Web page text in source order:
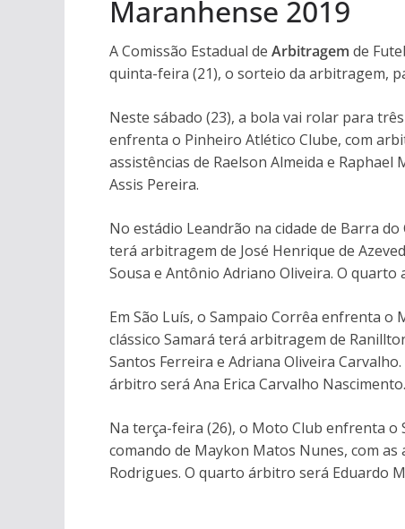
Maranhense 2019
A Comissão Estadual de Arbitragem de
quinta-feira (21), o sorteio da arbitragem,
Neste sábado (23), a bola vai rolar para
enfrenta o Pinheiro Atlético Clube, com
assistências de Raelson Almeida e
Assis Pereira.
No estádio Leandrão na cidade de Barra
terá arbitragem de José Henrique de
Sousa e Antônio Adriano Oliveira. O
Em São Luís, o Sampaio Corrêa enfrenta o
clássico Samará terá arbitragem de
Santos Ferreira e Adriana Oliveira
árbitro será Ana Erica Carvalho Nascimento.
Na terça-feira (26), o Moto Club enfrenta o
comando de Maykon Matos Nunes, com as
Rodrigues. O quarto árbitro será Eduardo